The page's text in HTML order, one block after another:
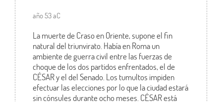
año 53 aC
La muerte de Craso en Oriente, supone el fin
natural del triunvirato. Había en Roma un
ambiente de guerra civil entre las fuerzas de
choque de los dos partidos enfrentados, el de
CÉSAR y el del Senado. Los tumultos impiden
efectuar las elecciones por lo que la ciudad estará
sin cónsules durante ocho meses. CÉSAR está